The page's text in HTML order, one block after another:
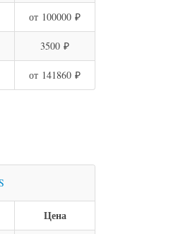
от 100000 ₽
3500 ₽
от 141860 ₽
Цена